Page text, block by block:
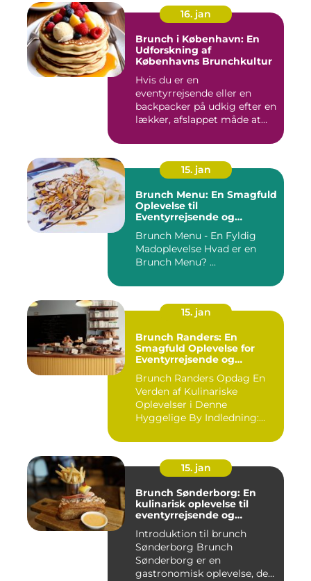
16. jan
Brunch i København: En
Udforskning af
Københavns Brunchkultur
Hvis du er en
eventyrrejsende eller en
backpacker på udkig efter en
lækker, afslappet måde at
15. jan
Brunch Menu: En Smagfuld
Oplevelse til
Eventyrrejsende og
Brunch Menu - En Fyldig
Madoplevelse Hvad er en
Brunch Menu? ...
15. jan
Brunch Randers: En
Smagfuld Oplevelse for
Eventyrrejsende og
Brunch Randers Opdag En
Verden af Kulinariske
Oplevelser i Denne
Hyggelige By Indledning:
15. jan
Brunch Sønderborg: En
kulinarisk oplevelse til
eventyrrejsende og
Introduktion til brunch
Sønderborg Brunch
Sønderborg er en
gastronomisk oplevelse, der